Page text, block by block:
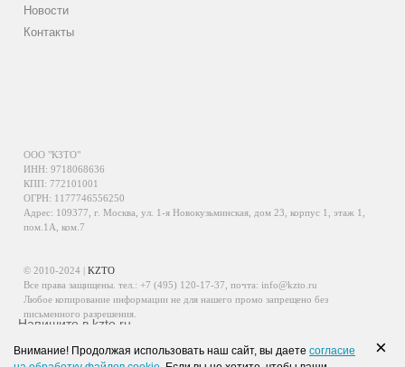
Новости
Контакты
ООО "КЗТО"
ИНН: 9718068636
КПП: 772101001
ОГРН: 1177746556250
Адрес: 109377, г. Москва, ул. 1-я Новокузьминская, дом 23, корпус 1, этаж 1,
пом.1А, ком.7
© 2010-2024 |KZTO
Все права защищены. тел.: +7 (495) 120-17-37 , почта: info@kzto.ru
Любое копирование информации не для нашего промо запрещено без
письменного разрешения.
Информация, размещенная на сайте, не является публичной офертой.
Политика обработки персональных данных
Напишите в kzto.ru
×
Внимание! Продолжая использовать наш сайт, вы даете согласие